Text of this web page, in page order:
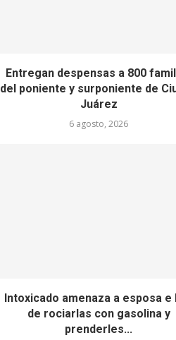
Entregan despensas a 800
del poniente y surponiente de
Juárez
6 agosto, 2026
Intoxicado amenaza a esposa e
de rociarlas con gasolina y
prenderles...